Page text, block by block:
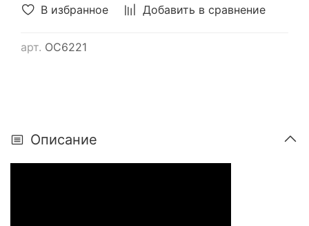
В избранное Добавить в сравнение
арт. ОС6221
Описание